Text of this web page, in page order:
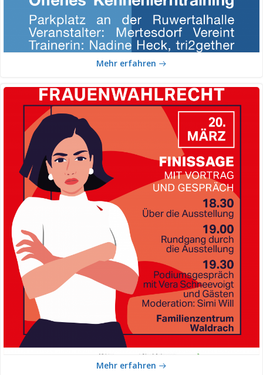
Mehr erfahren
Mehr erfahren